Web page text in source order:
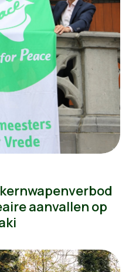
aanvallen op